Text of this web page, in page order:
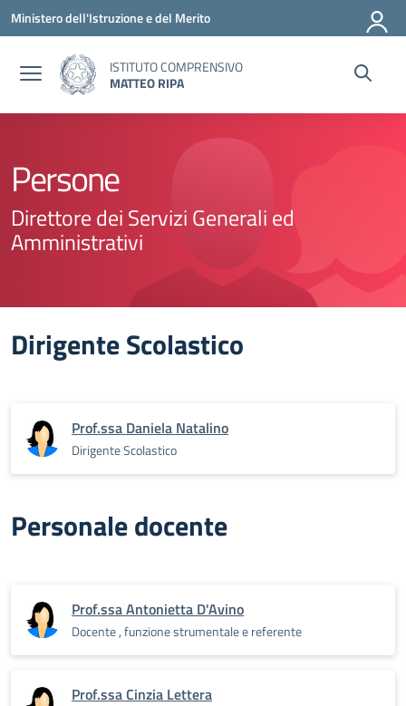
Vai ai contenuti
Vai al menu di navigazione
Vai al footer
Ministero dell'Istruzione e del Merito
ISTITUTO COMPRENSIVO
MATTEO RIPA
Persone
Direttore dei Servizi Generali ed
Amministrativi
Dirigente Scolastico
Prof.ssa Daniela Natalino
Dirigente Scolastico
Personale docente
Prof.ssa Antonietta D'Avino
Docente , funzione strumentale e referente
Prof.ssa Cinzia Lettera